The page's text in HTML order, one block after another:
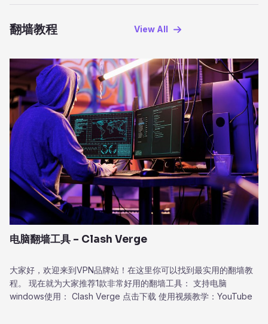
翻墙教程 View AII
电脑翻墙工具 – Clash Verge
大家好，欢迎来到VPN品牌站！在这里你可以找到最实用的翻墙教
程。 现在就为大家推荐1款非常好用的翻墙工具： 支持电脑
windows使用： Clash Verge 点击下载 使用视频教学：YouTube